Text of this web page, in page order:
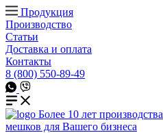
Продукция
Производство
Статьи
Доставка и оплата
Контакты
8 (800) 550-89-49
Более 10 лет производства
мешков для Вашего бизнеса